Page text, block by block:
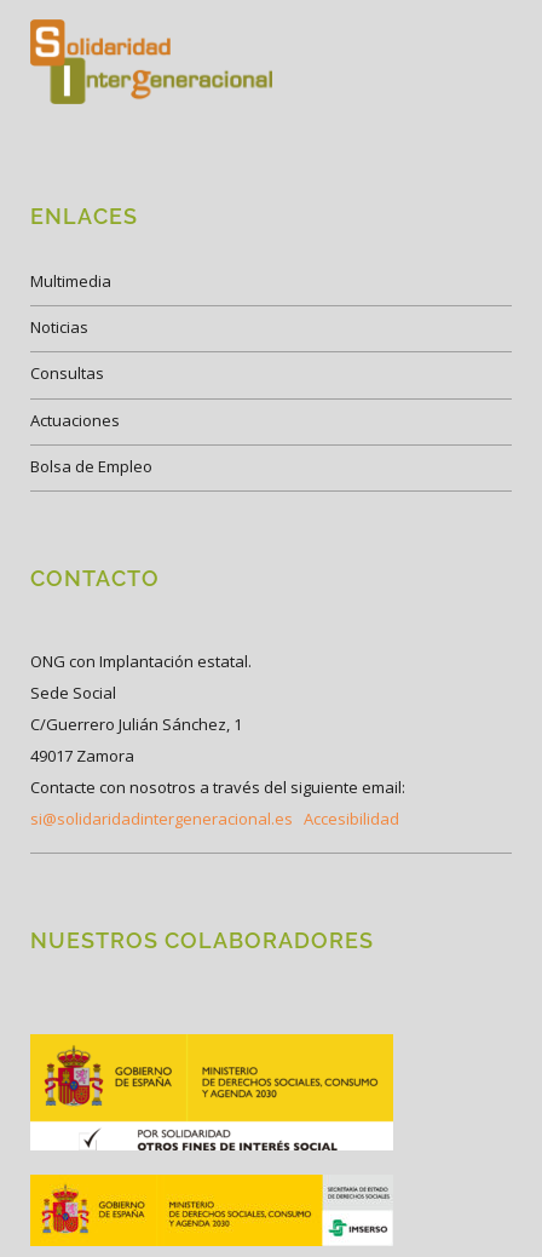
ENLACES
Multimedia
Noticias
Consultas
Actuaciones
Bolsa de Empleo
CONTACTO
ONG con Implantación estatal.
Sede Social
C/Guerrero Julián Sánchez, 1
49017 Zamora
Contacte con nosotros a través del siguiente email:
si@solidaridadintergeneracional.es Accesibilidad
NUESTROS COLABORADORES